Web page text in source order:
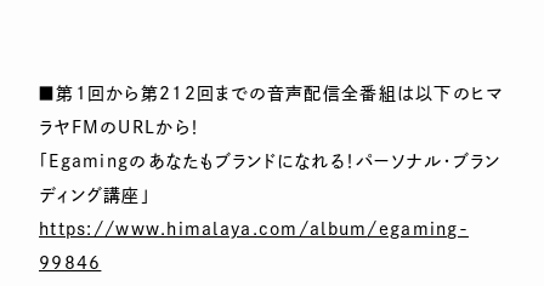
■第1回から第212回までの音声配信全番組は以下のヒマ
ラヤF MのURLから！
「Egamingのあなたもブランドになれる！パーソナル・ブラン
ディング講座」
https://www.himalaya.com/album /egaming-
99846